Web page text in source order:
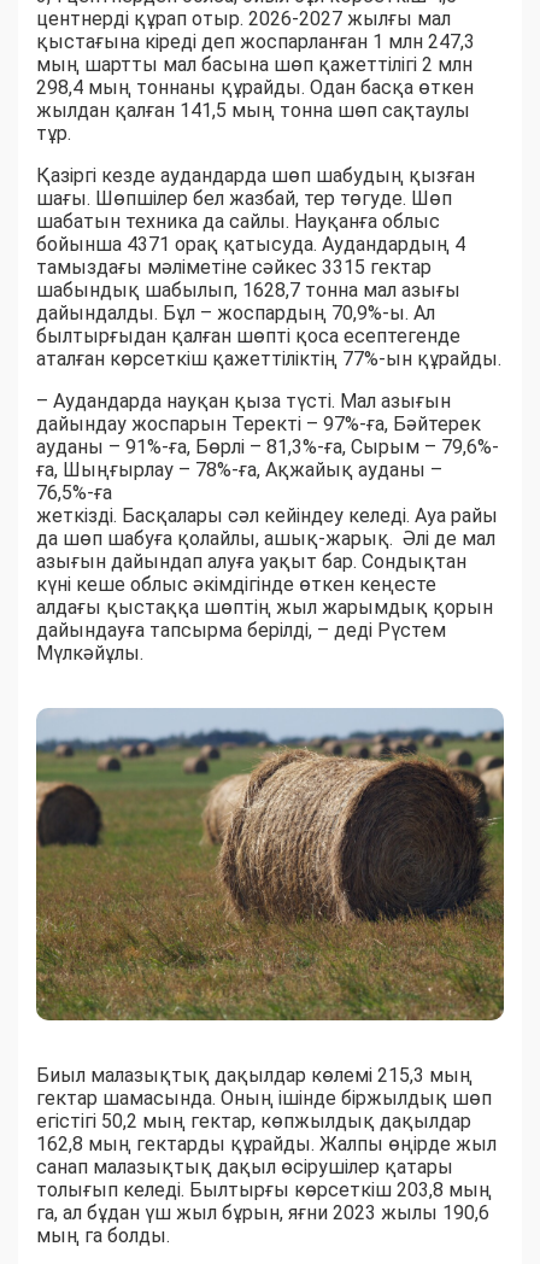
центнерді құрап отыр. 2026-2027 жылғы мал
қыстағына кіреді деп жоспарланған 1 млн 247,3
мың шартты мал басына шөп қажеттілігі 2 млн
298,4 мың тоннаны құрайды. Одан басқа өткен
жылдан қалған 141,5 мың тонна шөп сақтаулы
тұр.
Қазіргі кезде аудандарда шөп шабудың қызған
шағы. Шөпшілер бел жазбай, тер төгуде. Шөп
шабатын техника да сайлы. Науқанға облыс
бойынша 4371 орақ қатысуда. Аудандардың 4
тамыздағы мәліметіне сәйкес 3315 гектар
шабындық шабылып, 1628,7 тонна мал азығы
дайындалды. Бұл – жоспардың 70,9%-ы. Ал
былтырғыдан қалған шөпті қоса есептегенде
аталған көрсеткіш қажеттіліктің 77%-ын құрайды.
– Аудандарда науқан қыза түсті. Мал азығын
дайындау жоспарын Теректі – 97%-ға, Бәйтерек
ауданы – 91%-ға, Бөрлі – 81,3%-ға, Сырым – 79,6%-
ға, Шыңғырлау – 78%-ға, Ақжайық ауданы –
76,5%-ға
жеткізді. Басқалары сәл кейіндеу келеді. Ауа райы
да шөп шабуға қолайлы, ашық-жарық. Әлі де мал
азығын дайындап алуға уақыт бар. Сондықтан
күні кеше облыс әкімдігінде өткен кеңесте
алдағы қыстаққа шөптің жыл жарымдық қорын
дайындауға тапсырма берілді, – деді Рүстем
Мүлкәйұлы.
Биыл малазықтық дақылдар көлемі 215,3 мың
гектар шамасында. Оның ішінде біржылдық шөп
егістігі 50,2 мың гектар, көпжылдық дақылдар
162,8 мың гектарды құрайды. Жалпы өңірде жыл
санап малазықтық дақыл өсірушілер қатары
толығып келеді. Былтырғы көрсеткіш 203,8 мың
га, ал бұдан үш жыл бұрын, яғни 2023 жылы 190,6
мың га болды.